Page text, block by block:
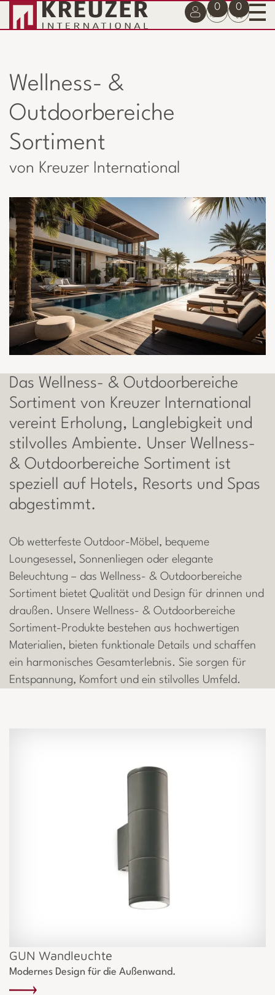
0 0
Wellness- &
Outdoorbereiche
Sortiment
von Kreuzer International
Das Wellness- & Outdoorbereiche
Sortiment von Kreuzer International
vereint Erholung, Langlebigkeit und
stilvolles Ambiente. Unser Wellness-
& Outdoorbereiche Sortiment ist
speziell auf Hotels, Resorts und Spas
abgestimmt.
Ob wetterfeste Outdoor-Möbel, bequeme
Loungesessel, Sonnenliegen oder elegante
Beleuchtung – das Wellness- & Outdoorbereiche
Sortiment bietet Qualität und Design für drinnen und
draußen. Unsere Wellness- & Outdoorbereiche
Sortiment-Produkte bestehen aus hochwertigen
Materialien, bieten funktionale Details und schaffen
ein harmonisches Gesamterlebnis. Sie sorgen für
Entspannung, Komfort und ein stilvolles Umfeld.
GUN Wandleuchte
Modernes Design für die Außenwand.